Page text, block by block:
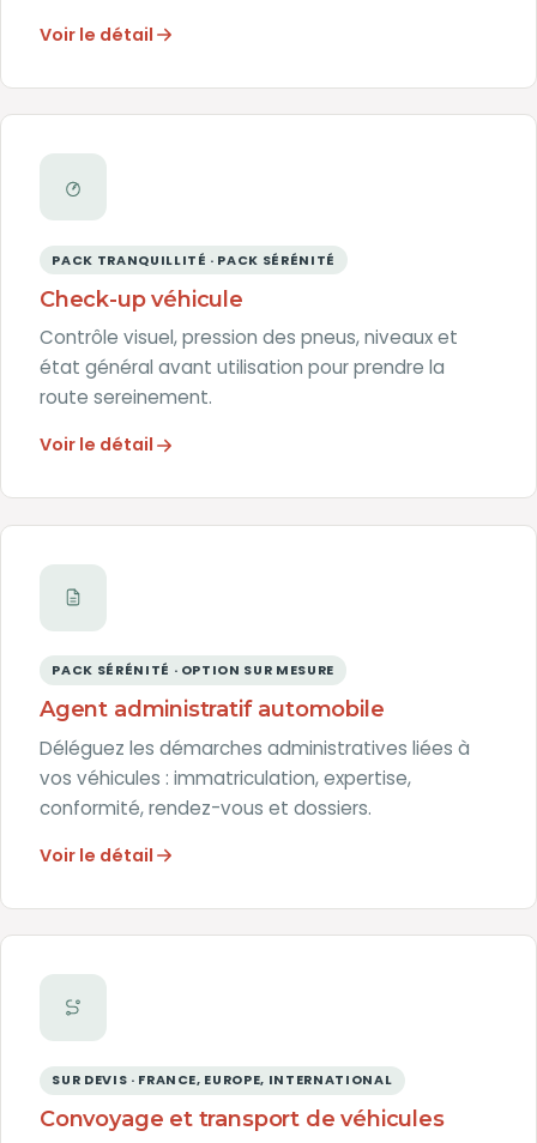
Voir le détail
PACK TRANQUILLITÉ · PACK SÉRÉNITÉ
Check-up véhicule
Contrôle visuel, pression des pneus, niveaux et
état général avant utilisation pour prendre la
route sereinement.
Voir le détail
PACK SÉRÉNITÉ · OPTION SUR MESURE
Agent administratif automobile
Déléguez les démarches administratives liées à
vos véhicules : immatriculation, expertise,
conformité, rendez-vous et dossiers.
Voir le détail
SUR DEVIS · FRANCE, EUROPE, INTERNATIONAL
Convoyage et transport de véhicules